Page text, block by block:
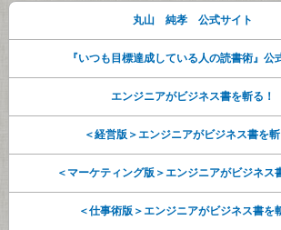
丸山 純孝 公式サイト
『いつも目標達成している人の読書術』公
エンジニアがビジネス書を斬る！
＜経営版＞エンジニアがビジネス書を斬
＜マーケティング版＞エンジニアがビジネス
＜仕事術版＞エンジニアがビジネス書を